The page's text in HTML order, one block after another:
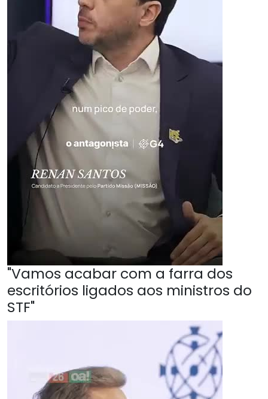
"Vamos acabar com a farra dos
escritórios ligados aos ministros do
STF"